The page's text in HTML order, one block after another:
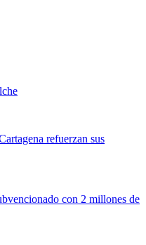
refuerzan sus
con 2 millones de